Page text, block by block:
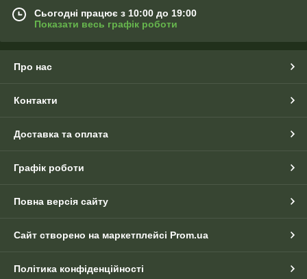
Сьогодні працює з 10:00 до 19:00
Показати весь графік роботи
Про нас
Контакти
Доставка та оплата
Графік роботи
Повна версія сайту
Сайт створено на маркетплейсі Prom.ua
Політика конфіденційності